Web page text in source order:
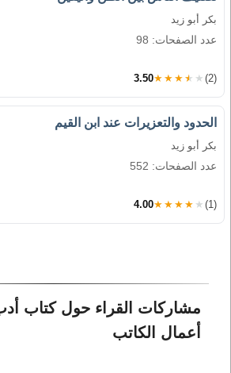
بكر أبو زيد
عدد الصفحات: 98
3.50★★★★★ (2)
الحدود والتعزيرات عند ابن القيم
بكر أبو زيد
عدد الصفحات: 552
4.00★★★★★ (1)
مشاركات القراء حول كتاب
أعمال الكاتب